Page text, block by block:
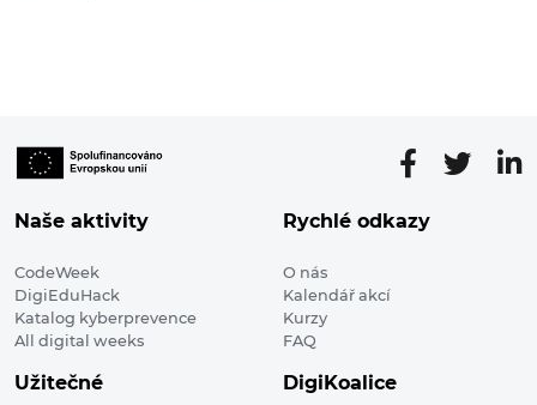
Naše aktivity
CodeWeek
DigiEduHack
Katalog kyberprevence
All digital weeks
Rychlé odkazy
O nás
Kalendář akcí
Kurzy
FAQ
Užitečné DigiKoalice